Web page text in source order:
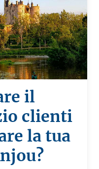
il
clienti
la tua